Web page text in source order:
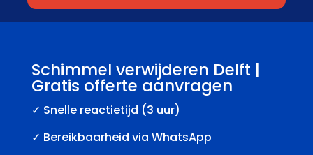
Schimmel verwijderen Delft |
Gratis offerte aanvragen
✓ Snelle reactietijd (3 uur)
✓ Bereikbaarheid via WhatsApp